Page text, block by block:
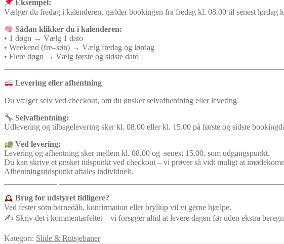
Eksempel:
Vælger du fredag i kalenderen, gælder bookingen fra fredag kl. 08.00 til senest lørdag
Sådan klikker du i kalenderen:
• 1 døgn → Vælg 1 dato
• Weekend (fre–søn) → Vælg fredag og lørdag
• Flere døgn → Vælg første og sidste dato
Levering eller afhentning
Du vælger selv ved checkout, om du ønsker selvafhentning eller levering.
Selvafhentning:
Udlevering og tilbagelevering sker kl. 08.00 eller kl. 15.00 på første og sidste
Ved levering:
Levering og afhentning sker mellem kl. 08.00 og senest 15.00. som udgangspunkt.
Du kan skrive et ønsket tidspunkt ved checkout – vi prøver så vidt muligt at
Afhentningstidspunkt aftales individuelt.
Brug for udstyret tidligere?
Ved fester som barnedåb, konfirmation eller bryllup vil vi gerne hjælpe.
✍️ Skriv det i kommentarfeltet – vi forsøger altid at levere dagen før uden ekstra
Kategori: Slide & Rutsjebaner